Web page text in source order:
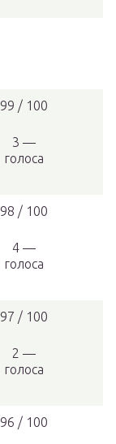
99 / 100
3 —
голоса
98 / 100
4 —
голоса
97 / 100
2 —
голоса
96 / 100